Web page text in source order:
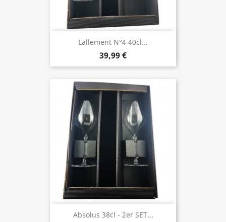
Lallement N°4 40cl...
39,99 €
Absolus 38cl - 2er SET...